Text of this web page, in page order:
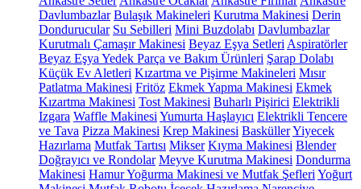
Davlumbazlar Bulaşık Makineleri Kurutma Makinesi Derin
Dondurucular Su Sebilleri Mini Buzdolabı Davlumbazlar
Kurutmalı Çamaşır Makinesi Beyaz Eşya Setleri Aspiratörler
Beyaz Eşya Yedek Parça ve Bakım Ürünleri Şarap Dolabı
Küçük Ev Aletleri Kızartma ve Pişirme Makineleri Mısır
Patlatma Makinesi Fritöz Ekmek Yapma Makinesi Ekmek
Kızartma Makinesi Tost Makinesi Buharlı Pişirici Elektrikli
Izgara Waffle Makinesi Yumurta Haşlayıcı Elektrikli Tencere
ve Tava Pizza Makinesi Krep Makinesi BasküllerYiyecek
Hazırlama Mutfak Tartısı Mikser Kıyma Makinesi Blender
Doğrayıcı ve Rondolar Meyve Kurutma Makinesi Dondurma
Makinesi Hamur Yoğurma Makinesi ve Mutfak Şefleri Yoğurt